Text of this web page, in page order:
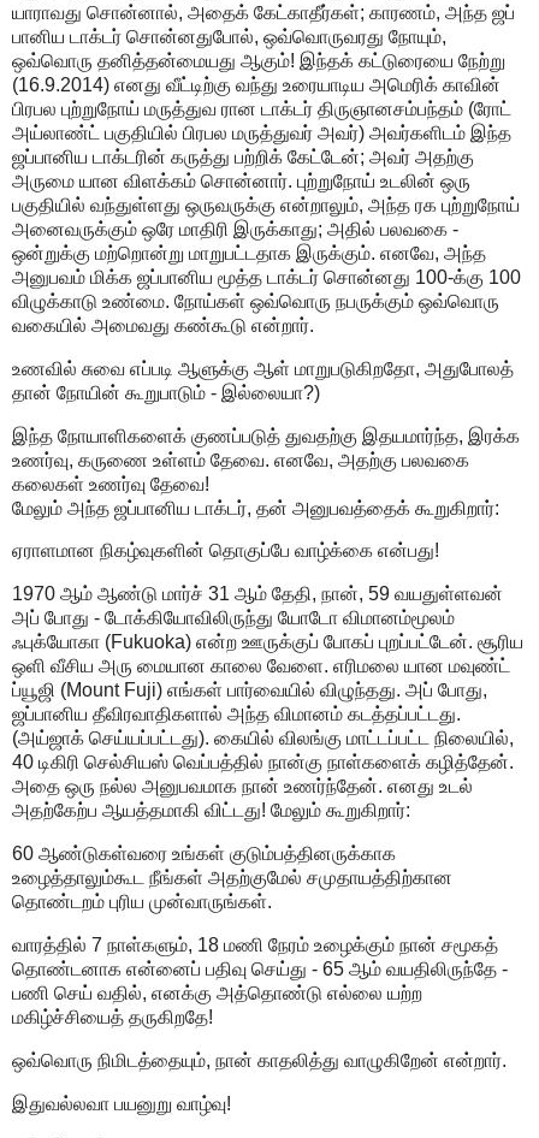
யாராவது சொன்னால், அதைக் கேட்காதீர்கள்; காரணம், அந்த ஜப்
பானிய டாக்டர் சொன்னதுபோல், ஒவ்வொருவரது நோயும்,
ஒவ்வொரு தனித்தன்மையது ஆகும்! இந்தக் கட்டுரையை நேற்று
(16.9.2014) எனது வீட்டிற்கு வந்து உரையாடிய அமெரிக் காவின்
பிரபல புற்றுநோய் மருத்துவ ரான டாக்டர் திருஞானசம்பந்தம் (ரோட்
அய்லாண்ட் பகுதியில் பிரபல மருத்துவர் அவர்) அவர்களிடம் இந்த
ஜப்பானிய டாக்டரின் கருத்து பற்றிக் கேட்டேன்; அவர் அதற்கு
அருமை யான விளக்கம் சொன்னார். புற்றுநோய் உடலின் ஒரு
பகுதியில் வந்துள்ளது ஒருவருக்கு என்றாலும், அந்த ரக புற்றுநோய்
அனைவருக்கும் ஒரே மாதிரி இருக்காது; அதில் பலவகை -
ஒன்றுக்கு மற்றொன்று மாறுபட்டதாக இருக்கும். எனவே, அந்த
அனுபவம் மிக்க ஜப்பானிய மூத்த டாக்டர் சொன்னது 100-க்கு 100
விழுக்காடு உண்மை. நோய்கள் ஒவ்வொரு நபருக்கும் ஒவ்வொரு
வகையில் அமைவது கண்கூடு என்றார்.
உணவில் சுவை எப்படி ஆளுக்கு ஆள் மாறுபடுகிறதோ, அதுபோலத்
தான் நோயின் கூறுபாடும் - இல்லையா?)
இந்த நோயாளிகளைக் குணப்படுத் துவதற்கு இதயமார்ந்த, இரக்க
உணர்வு, கருணை உள்ளம் தேவை. எனவே, அதற்கு பலவகை
கலைகள் உணர்வு தேவை!
மேலும் அந்த ஜப்பானிய டாக்டர், தன் அனுபவத்தைக் கூறுகிறார்:
ஏராளமான நிகழ்வுகளின் தொகுப்பே வாழ்க்கை என்பது!
1970 ஆம் ஆண்டு மார்ச் 31 ஆம் தேதி, நான், 59 வயதுள்ளவன்
அப் போது - டோக்கியோவிலிருந்து யோடோ விமானம்மூலம்
ஃபுக்யோகா (Fukuoka) என்ற ஊருக்குப் போகப் புறப்பட்டேன். சூரிய
ஒளி வீசிய அரு மையான காலை வேளை. எரிமலை யான மவுண்ட்
ப்யூஜி (Mount Fuji) எங்கள் பார்வையில் விழுந்தது. அப் போது,
ஜப்பானிய தீவிரவாதிகளால் அந்த விமானம் கடத்தப்பட்டது.
(அய்ஜாக் செய்யப்பட்டது). கையில் விலங்கு மாட்டப்பட்ட நிலையில்,
40 டிகிரி செல்சியஸ் வெப்பத்தில் நான்கு நாள்களைக் கழித்தேன்.
அதை ஒரு நல்ல அனுபவமாக நான் உணர்ந்தேன். எனது உடல்
அதற்கேற்ப ஆயத்தமாகி விட்டது! மேலும் கூறுகிறார்:
60 ஆண்டுகள்வரை உங்கள் குடும்பத்தினருக்காக
உழைத்தாலும்கூட நீங்கள் அதற்குமேல் சமுதாயத்திற்கான
தொண்டறம் புரிய முன்வாருங்கள்.
வாரத்தில் 7 நாள்களும், 18 மணி நேரம் உழைக்கும் நான் சமூகத்
தொண்டனாக என்னைப் பதிவு செய்து - 65 ஆம் வயதிலிருந்தே -
பணி செய் வதில், எனக்கு அத்தொண்டு எல்லை யற்ற
மகிழ்ச்சியைத் தருகிறதே!
ஒவ்வொரு நிமிடத்தையும், நான் காதலித்து வாழுகிறேன் என்றார்.
இதுவல்லவா பயனுறு வாழ்வு!